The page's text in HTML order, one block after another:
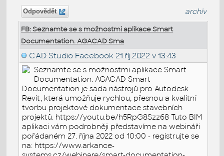
Odpovědět archiv
FB: Seznamte se s možnostmi aplikace Smart
Documentation. AGACAD Sma
CAD Studio Facebook 21.říj.2022 v 13:43
Seznamte se s možnostmi aplikace Smart
Documentation. AGACAD Smart
Documentation je sada nástrojů pro Autodesk
Revit, která umožňuje rychlou, přesnou a kvalitní
tvorbu projektové dokumentace stavebních
projektů. https://youtu.be/h5RpG8Szz68 Tuto BIM
aplikaci vám podrobněji představíme na webináři
pořádaném 27. října 2022 od 10:00 - registrujte se
na: https://www.arkance-